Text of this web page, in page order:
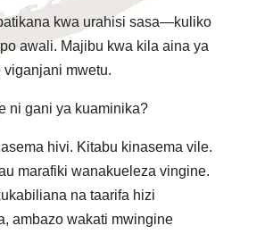
kwa urahisi sasa—kuliko
awali. Majibu kwa kila aina ya
viganjani mwetu.
ni gani ya kuaminika?
hivi. Kitabu kinasema vile.
marafiki wanakueleza vingine.
na taarifa hizi
ambazo wakati mwingine